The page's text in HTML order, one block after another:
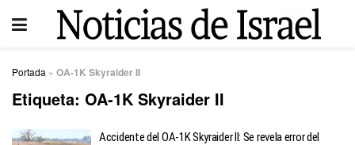
Portada » OA-1K Skyraider II
Etiqueta: OA-1K Skyraider II
Accidente del OA-1K Skyraider II: Se revela error del